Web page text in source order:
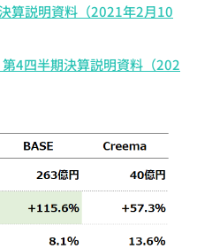
算説明資料（2021年2月10
4四半期決算説明資料（202